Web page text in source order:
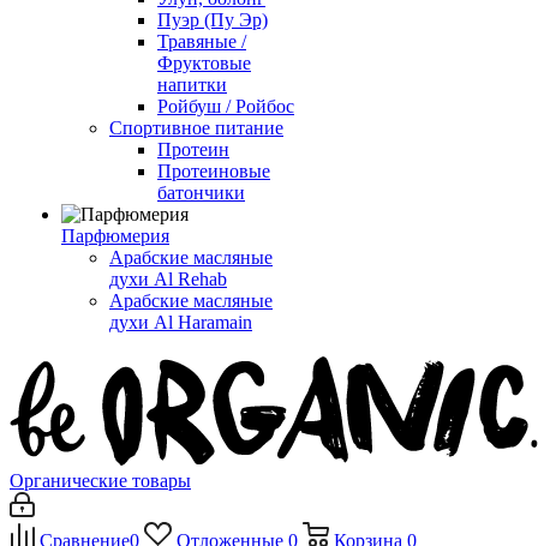
Пуэр (Пу Эр)
Травяные /
Фруктовые
напитки
Ройбуш / Ройбос
Спортивное питание
Протеин
Протеиновые
батончики
Парфюмерия
Арабские масляные
духи Al Rehab
Арабские масляные
духи Al Haramain
Органические товары
Сравнение0 Отложенные 0 Корзина 0